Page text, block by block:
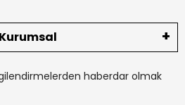
Kurumsal
haberdar olmak